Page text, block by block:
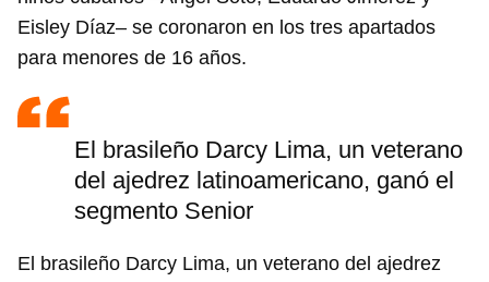
Eisley Díaz– se coronaron en los tres apartados
para menores de 16 años.
El brasileño Darcy Lima, un veterano
del ajedrez latinoamericano, ganó el
segmento Senior
El brasileño Darcy Lima, un veterano del ajedrez